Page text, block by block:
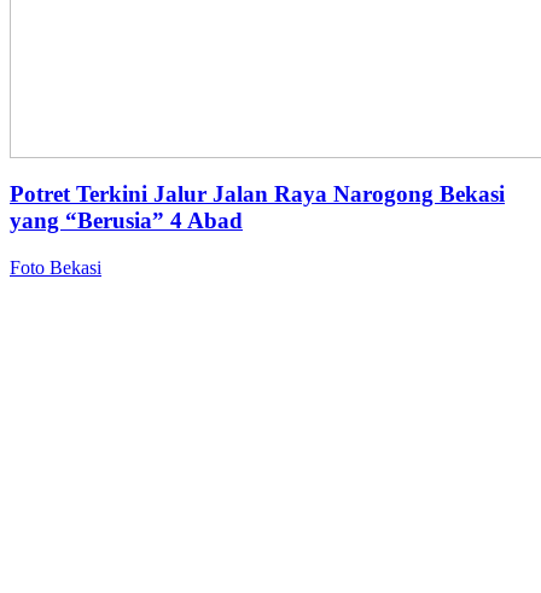
Potret Terkini Jalur Jalan Raya Narogong Bekasi
yang “Berusia” 4 Abad
Foto Bekasi